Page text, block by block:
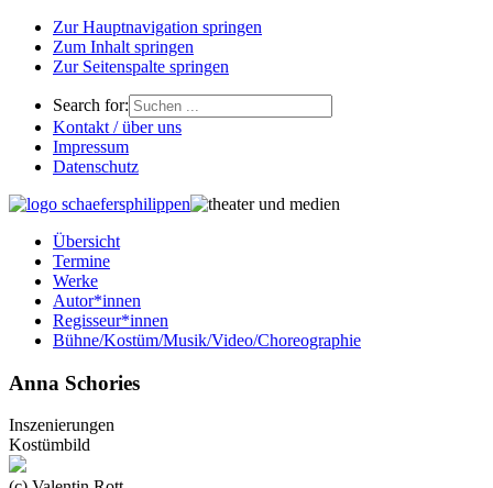
Zur Hauptnavigation springen
Zum Inhalt springen
Zur Seitenspalte springen
Search for:
Kontakt / über uns
Impressum
Datenschutz
Übersicht
Termine
Werke
Autor*innen
Regisseur*innen
Bühne/Kostüm/Musik/Video/Choreographie
Anna Schories
Inszenierungen
Kostümbild